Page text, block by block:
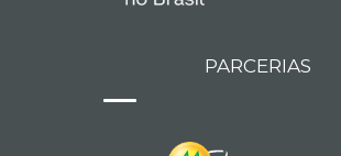
PARCERIAS